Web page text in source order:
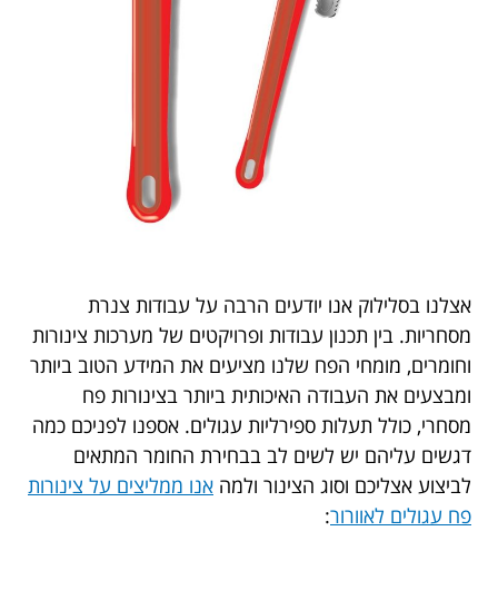
אצלנו בסלילוק אנו יודעים הרבה על עבודות צנרת
מסחריות. בין תכנון עבודות ופרויקטים של מערכות צינורות
וחומרים, מומחי הפח שלנו מציעים את המידע הטוב ביותר
ומבצעים את העבודה האיכותית ביותר בצינורות פח
מסחרי, כולל תעלות ספירליות עגולים. אספנו לפניכם כמה
דגשים עליהם יש לשים לב בבחירת החומר המתאים
לביצוע אצליכם וסוג הצינור ולמה אנו ממליצים על צינורות
פח עגולים לאוורור: